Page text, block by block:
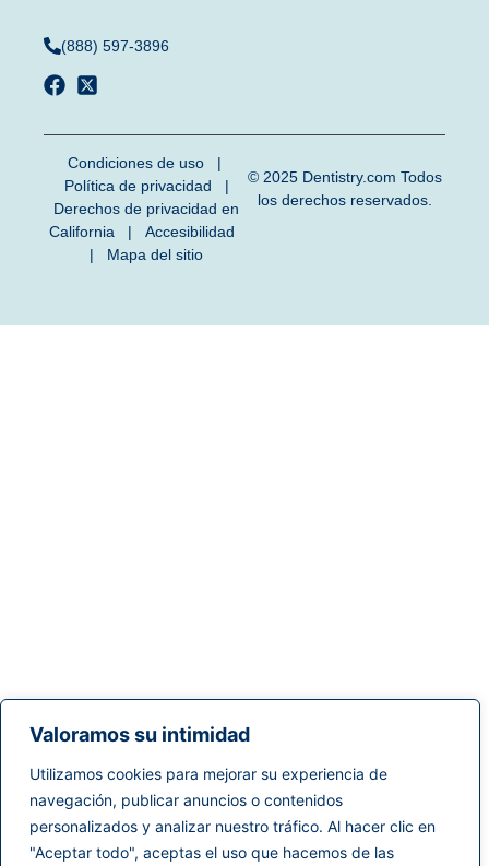
Valoramos su intimidad
Utilizamos cookies para mejorar su experiencia de
navegación, publicar anuncios o contenidos
personalizados y analizar nuestro tráfico. Al hacer clic en
"Aceptar todo", aceptas el uso que hacemos de las
(888) 597-3896
Condiciones de uso|
Política de privacidad |
Derechos de privacidad en
California | Accesibilidad
| Mapa del sitio
© 2025 Dentistry.com Todos
los derechos reservados.